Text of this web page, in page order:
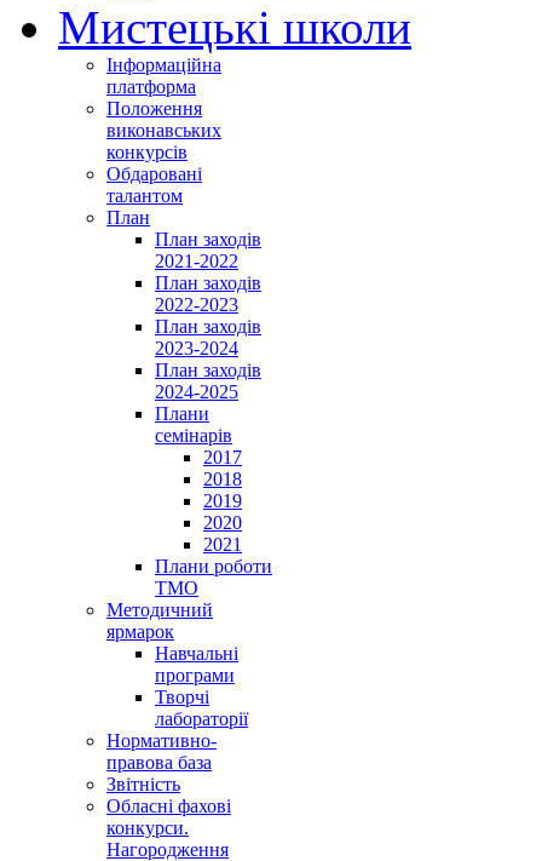
Мистецькі школи
Інформаційна
платформа
Положення
виконавських
конкурсів
Обдаровані
талантом
План
План заходів
2021-2022
План заходів
2022-2023
План заходів
2023-2024
План заходів
2024-2025
Плани
семінарів
2017
2018
2019
2020
2021
Плани роботи
ТМО
Методичний
ярмарок
Навчальні
програми
Творчі
лабораторії
Нормативно-
правова база
Звітність
Обласні фахові
конкурси.
Нагородження